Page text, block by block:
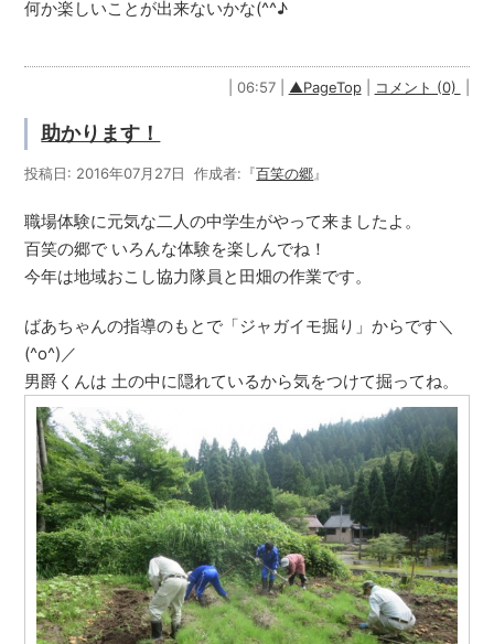
何か楽しいことが出来ないかな(^^♪
| 06:57 | ▲PageTop| コメント (0)
助かります！
投稿日: 2016年07月27日 作成者:『百笑の郷』
職場体験に元気な二人の中学生がやって来ましたよ。
百笑の郷で いろんな体験を楽しんでね！
今年は地域おこし協力隊員と田畑の作業です。
ばあちゃんの指導のもとで「ジャガイモ掘り」からです＼
(^o^)／
男爵くんは 土の中に隠れているから気をつけて掘ってね。